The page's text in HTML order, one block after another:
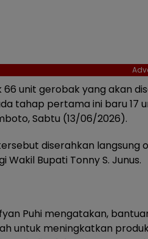
66 unit gerobak yang akan
tahap pertama ini baru
Sabtu (13/06/2026).
diserahkan langsung
Wakil Bupati Tonny S. Junus.
Puhi mengatakan,
untuk meningkatkan